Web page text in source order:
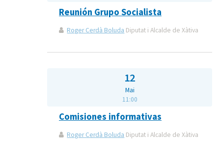
Reunión Grupo Socialista
Roger Cerdà Boluda Diputat i Alcalde de Xàtiva
12
Mai
11:00
Comisiones informativas
Roger Cerdà Boluda Diputat i Alcalde de Xàtiva